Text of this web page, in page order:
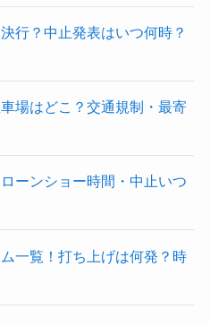
行？中止発表はいつ何時？
場はどこ？交通規制・最寄
ーンショー時間・中止いつ
一覧！打ち上げは何発？時